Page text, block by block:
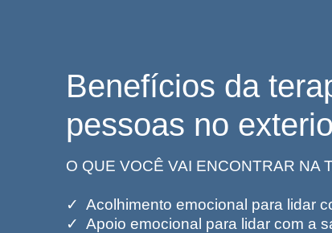
Benefícios da
pessoas no
O QUE VOCÊ VAI ENCONTRAR NA
✓ Acolhimento emocional para lidar
✓ Apoio emocional para lidar com a